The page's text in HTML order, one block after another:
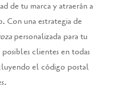
de tu marca y atraerán a
Con una estrategia de
personalizada para tu
clientes en todas
el código postal